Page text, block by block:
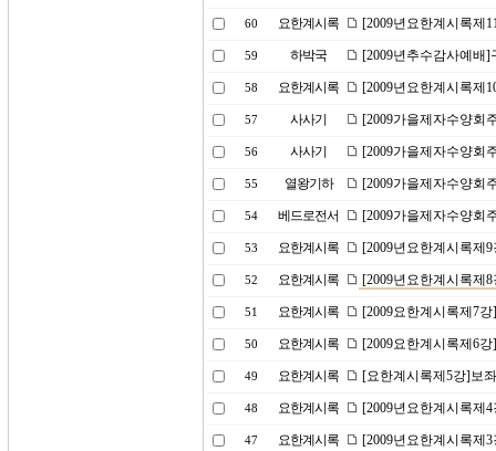
60 요한계시록 [2009년요한계시록제
59 하박국 [2009년추수감사예배
58 요한계시록 [2009년요한계시록제
57 사사기 [2009가을제자수양회
56 사사기 [2009가을제자수양회
55 열왕기하 [2009가을제자수양회
54 베드로전서 [2009가을제자수양회
53 요한계시록 [2009년요한계시록제
52 요한계시록 [2009년요한계시록제
51 요한계시록 [2009요한계시록제7
50 요한계시록 [2009요한계시록제6
49 요한계시록 [요한계시록제5강]보
48 요한계시록 [2009년요한계시록제
47 요한계시록 [2009년요한계시록제